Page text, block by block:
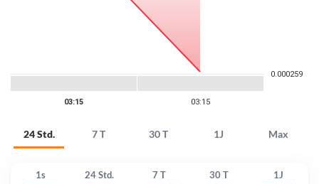
24 Std. 7 T 30 T 1J Max
1s 24 Std. 7 T 30 T
1J